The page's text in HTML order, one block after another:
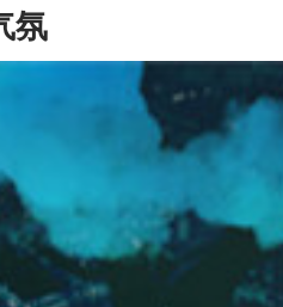
氛